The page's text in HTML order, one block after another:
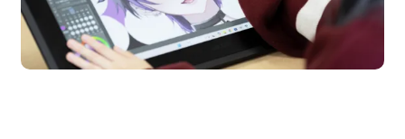
Campus Open